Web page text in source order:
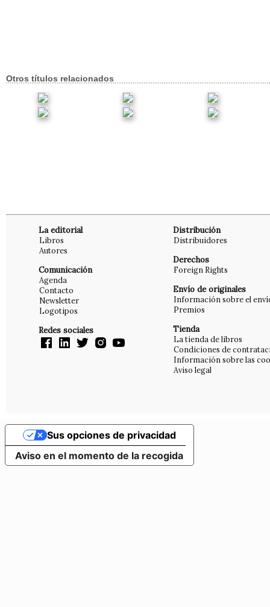
Otros títulos relacionados
La editorial
Libros
Autores
Comunicación
Agenda
Contacto
Newsletter
Logotipos
Redes sociales
Distribución
Distribuidores
Derechos
Foreign Rights
Envío de originales
Información sobre el
Premios
Tienda
La tienda de libros
Condiciones de
Información sobre las
Aviso legal
Aviso en el momento de la recogida
Sus opciones de privacidad